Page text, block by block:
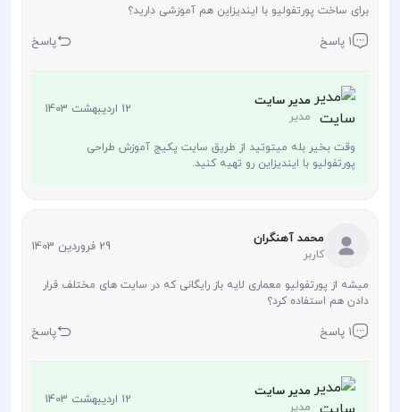
برای ساخت پورتفولیو با ایندیزاین هم آموزشی دارید؟
1 پاسخ پاسخ
مدیر سایت
مدیر 12 اردیبهشت 1403
وقت بخیر بله میتوتید از طریق سایت پکیج آموزش طراحی
پورتفولیو با ایندیزاین رو تهیه کنید.
محمد آهنگران
کاربر 29 فروردین 1403
میشه از پورتفولیو معماری لایه باز رایگانی که در سایت های مختلف قرار
دادن هم استفاده کرد؟
1 پاسخ پاسخ
مدیر سایت
مدیر 12 اردیبهشت 1403